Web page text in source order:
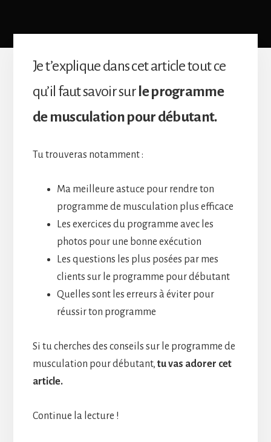
Je t’explique dans cet article tout ce
qu’il faut savoir surle programme
de musculation pour débutant.
Tu trouveras notamment :
Ma meilleure astuce pour rendre ton
programme de musculation plus efficace
Les exercices du programme avec les
photos pour une bonne exécution
Les questions les plus posées par mes
clients sur le programme pour débutant
Quelles sont les erreurs à éviter pour
réussir ton programme
Si tu cherches des conseils sur le programme de
musculation pour débutant, tu vas adorer cet
article.
Continue la lecture !